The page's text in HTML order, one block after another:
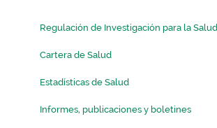
Regulación de Investigación para la Salud
Cartera de Salud
Estadísticas de Salud
Informes, publicaciones y boletines